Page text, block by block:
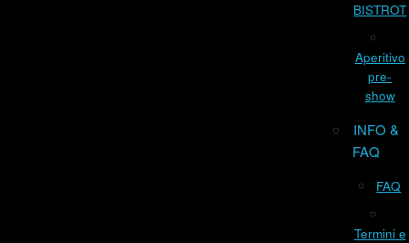
BISTROT
Aperitivo
pre-
show
INFO &
FAQ
FAQ
Termini e